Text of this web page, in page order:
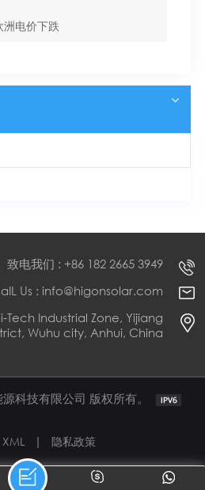
洲电价下跌
致电我们 : +86 182 2665 3949
Us : info@higonsolar.com
Tech Industrial Zone, Yijiang
Wuhu city, Anhui, China
科技有限公司 版权所有。
XML | 隐私政策